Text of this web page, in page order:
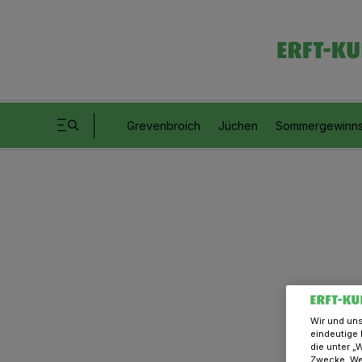
Grevenbroich Jüchen
Wir und
eindeutige
die unter